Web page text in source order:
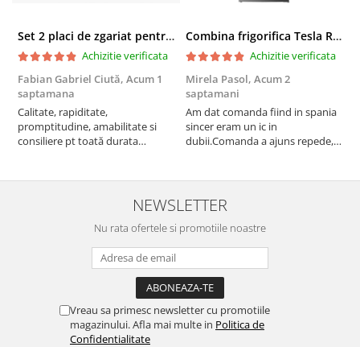
Set 2 placi de zgariat pentru casuta pisici BUNTZ KJW5086, compatibile cu casuta 59 x 28.5 x 35 cm
Achizitie verificata
Fabian Gabriel Ciută, Acum 1
saptamana
Calitate, rapiditate,
promptitudine, amabilitate si
consiliere pt toată durata
Combina frigorifica Tesla RC2600HXE, 262 l, Clasa E, Iluminare LED, dezghetare automata frigider, H 180 cm, Inox
Achizitie verificata
Mirela Pasol, Acum 2
saptamani
Am dat comanda fiind in spania
sincer eram un ic in
dubii.Comanda a ajuns repede,in
treaba,va multumesc pentru
rapiditate si
amabilitate,RECOMAND 100%
NEWSLETTER
Nu rata ofertele si promotiile noastre
Vreau sa primesc newsletter cu promotiile
magazinului. Afla mai multe in Politica de
Confidentialitate